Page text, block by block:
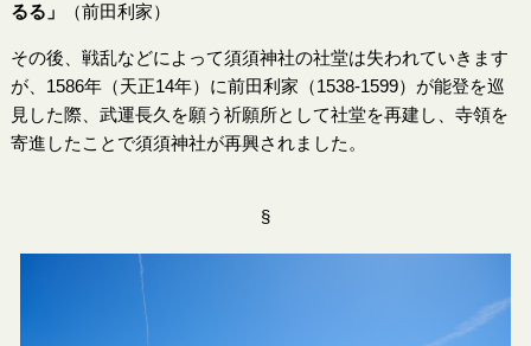
るる」
（前田利家）
その後、戦乱などによって須須神社の社堂は失われていきます
が、1586年（天正14年）に前田利家（1538-1599）が能登を巡
見した際、武運長久を願う祈願所として社堂を再建し、寺領を
寄進したことで須須神社が再興されました。
§